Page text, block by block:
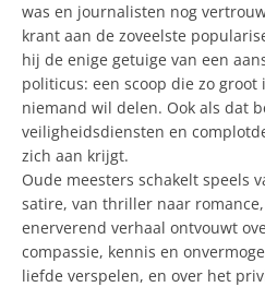
was en journalisten nog
krant aan de zoveelste
hij de enige getuige van een
politicus: een scoop die zo
niemand wil delen. Ook als dat
veiligheidsdiensten en
zich aan krijgt.
Oude meesters schakelt speels
satire, van thriller naar
enerverend verhaal ontvouwt
compassie, kennis en
liefde verspelen, en over het